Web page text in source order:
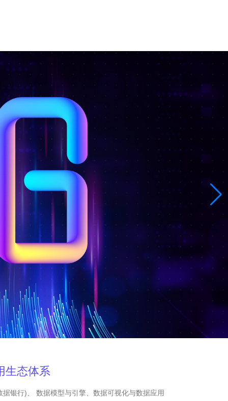
生态体系
银行)、 数据模型与引擎、数据可视化与数据应用